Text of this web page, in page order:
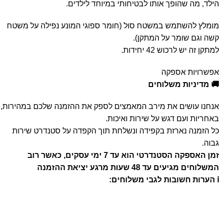
הילד, מה שהופך אותו לבטיחותי במיוחד לילדים.
מומלץ להשתמש במשטח סול (חומר ספוגי המונע נפילה על משטח
קשה וגם שומר על המתקן).
למתקן זה יש לרכוש 42 יחידות.
אפשרויות אספקה
🚚 מדיניות משלוחים
אנחנו עושים את מירב המאמצים לספק את ההזמנה שלכם במהירות,
באחריות ועם דגש על שירות ואיכות.
כל הזמנה נארזת בקפידה ונשלחת תוך הקפדה על סטנדרט שירות
גבוה.
זמן האספקה הסטנדרטי הוא עד 7 ימי עסקים, כאשר רוב
המשלוחים מגיעים עד 48 שעות מרגע יציאת ההזמנה
ℹ️ הערות חשובות לגבי משלוחים: